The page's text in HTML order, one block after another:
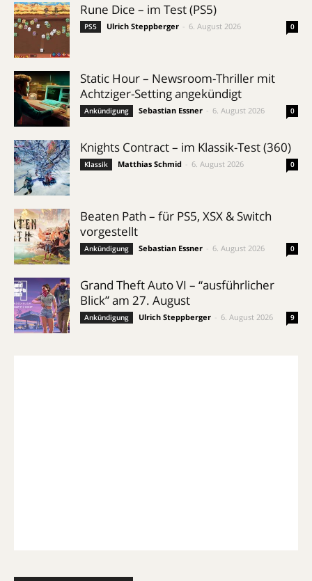
Rune Dice – im Test (PS5)
PS5 Ulrich Steppberger 6. August 2026 0
Static Hour – Newsroom-Thriller mit
Achtziger-Setting angekündigt
Ankündigung Sebastian Essner 6. August 2026 0
Knights Contract – im Klassik-Test (360)
Klassik Matthias Schmid 6. August 2026 0
Beaten Path – für PS5, XSX & Switch
vorgestellt
Ankündigung Sebastian Essner 6. August 2026 0
Grand Theft Auto VI – “ausführlicher
Blick” am 27. August
Ankündigung Ulrich Steppberger 6. August 2026 9